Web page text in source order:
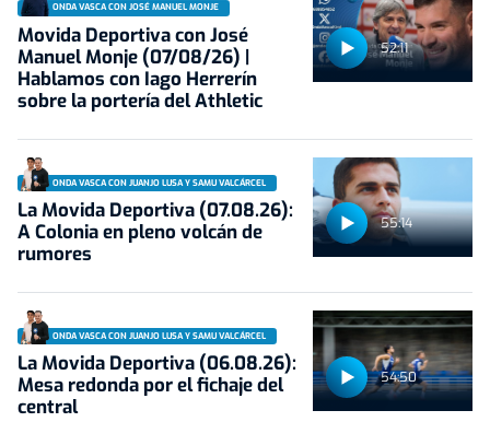
52:11
ONDA VASCA CON JOSÉ MANUEL MONJE
Movida Deportiva con José
Manuel Monje (07/08/26) |
Hablamos con Iago Herrerín
sobre la portería del Athletic
55:14
ONDA VASCA CON JUANJO LUSA Y SAMU VALCÁRCEL
La Movida Deportiva (07.08.26):
A Colonia en pleno volcán de
rumores
54:50
ONDA VASCA CON JUANJO LUSA Y SAMU VALCÁRCEL
La Movida Deportiva (06.08.26):
Mesa redonda por el fichaje del
central